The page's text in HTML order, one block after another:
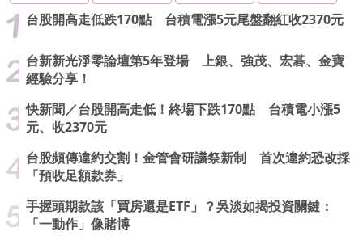
台股開高走低跌170點 台積電漲5元尾盤翻紅收2370元
台新新光淨零論壇第5年登場 上銀、強茂、宏碁、金寶
經驗分享！
快新聞／台股開高走低！終場下跌170點 台積電小漲5
元、收2370元
台股頻傳違約交割！金管會研議祭新制 首次違約恐改採
「預收足額款券」
手握頭期款該「買房還是ETF」？吳淡如揭投資關鍵：
「一動作」像賭博